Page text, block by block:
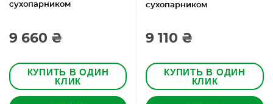
сухопарником
9 660 ₴
КУПИТЬ В ОДИН
КЛИК
сухопарником
9 110 ₴
КУПИТЬ В ОДИН
КЛИК